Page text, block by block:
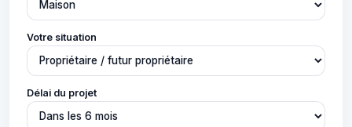
Votre situation
Délai du projet